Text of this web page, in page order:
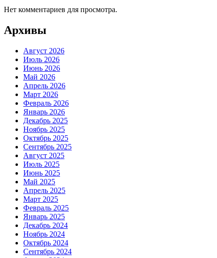
Нет комментариев для просмотра.
Архивы
Август 2026
Июль 2026
Июнь 2026
Май 2026
Апрель 2026
Март 2026
Февраль 2026
Январь 2026
Декабрь 2025
Ноябрь 2025
Октябрь 2025
Сентябрь 2025
Август 2025
Июль 2025
Июнь 2025
Май 2025
Апрель 2025
Март 2025
Февраль 2025
Январь 2025
Декабрь 2024
Ноябрь 2024
Октябрь 2024
Сентябрь 2024